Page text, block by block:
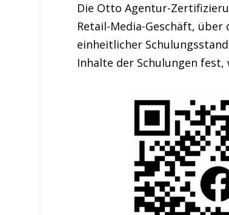
Die Otto Agentur-
Retail-Media-Geschäft,
einheitlicher
Inhalte der Schulungen fest,